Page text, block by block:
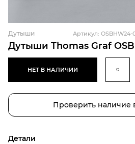
Дутыши Thomas Graf
Дутыши Артикул: OSBHW24-
НЕТ В НАЛИЧИИ
Проверить наличие
Детали